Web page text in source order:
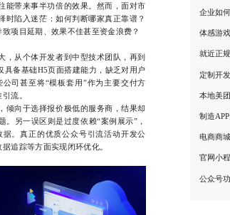
能带来事半功倍的效果。然而，面对市
时陷入迷茫：如何判断哪家真正靠谱？
项目延期、效果不佳甚至资金浪费？
从个体开发者到中型技术团队，再到
备基础H5页面搭建能力，缺乏对用户
司甚至将“模板套用”作为主要交付方
流。
向于选择报价极低的服务商，结果却
另一误区则是过度依赖“案例展示”，
。真正的优质公众号引流活动开发公
追踪等方面实现闭环优化。
企业如
体感游
就近正
定制开
本地美
制造
电商商
官网小
公众号